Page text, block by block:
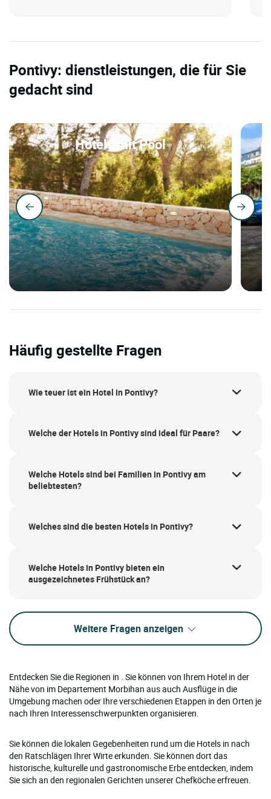
Pontivy: dienstleistungen, die für Sie
gedacht sind
Hotels mit Pool
Häufig gestellte Fragen
Wie teuer ist ein Hotel in Pontivy?
Welche der Hotels in Pontivy sind ideal für Paare?
Welche Hotels sind bei Familien in Pontivy am
beliebtesten?
Welches sind die besten Hotels in Pontivy?
Welche Hotels in Pontivy bieten ein
ausgezeichnetes Frühstück an?
Weitere Fragen anzeigen
Entdecken Sie die Regionen in . Sie können von Ihrem Hotel in der
Nähe von im Departement Morbihan aus auch Ausflüge in die
Umgebung machen oder Ihre verschiedenen Etappen in den Orten je
nach Ihren Interessenschwerpunkten organisieren.
Sie können die lokalen Gegebenheiten rund um die Hotels in nach
den Ratschlägen Ihrer Wirte erkunden. Sie können dort das
historische, kulturelle und gastronomische Erbe entdecken, indem
Sie sich an den regionalen Gerichten unserer Chefköche erfreuen.